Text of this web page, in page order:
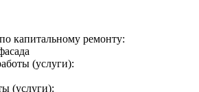
капитальному ремонту:
(услуги):
(услуги):